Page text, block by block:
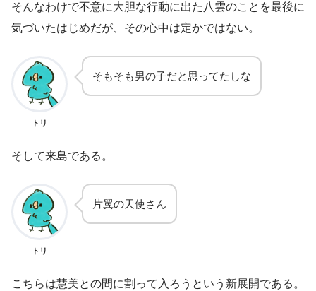
そんなわけで不意に大胆な行動に出た八雲のことを最後に
気づいたはじめだが、その心中は定かではない。
トリ
そもそも男の子だと思ってたしな
そして来島である。
トリ
片翼の天使さん
こちらは慧美との間に割って入ろうという新展開である。